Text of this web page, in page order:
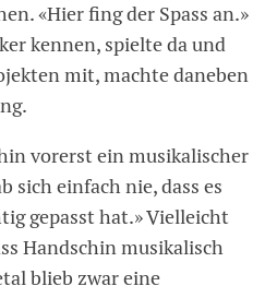
«Hier fing der Spass an.»
kennen, spielte da und
mit, machte daneben
vorerst ein musikalischer
sich einfach nie, dass es
gepasst hat.» Vielleicht
Handschin musikalisch
blieb zwar eine